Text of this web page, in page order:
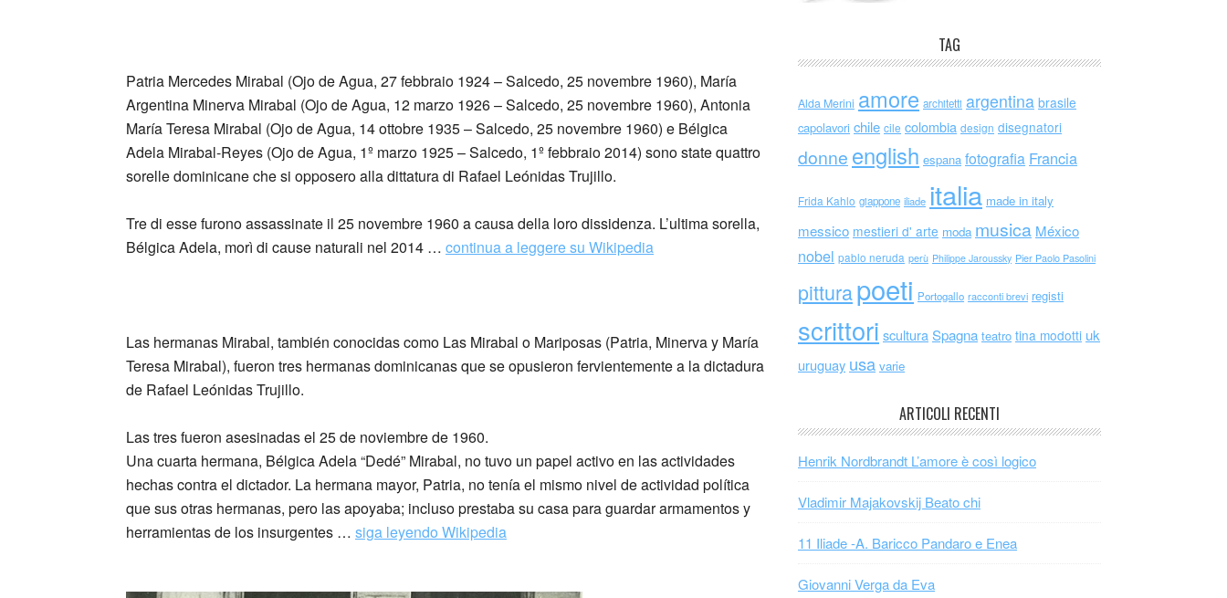
Patria Mercedes Mirabal (Ojo de Agua, 27 febbraio 1924 – Salcedo, 25 novembre 1960), María
Argentina Minerva Mirabal (Ojo de Agua, 12 marzo 1926 – Salcedo, 25 novembre 1960), Antonia
María Teresa Mirabal (Ojo de Agua, 14 ottobre 1935 – Salcedo, 25 novembre 1960) e Bélgica
Adela Mirabal-Reyes (Ojo de Agua, 1º marzo 1925 – Salcedo, 1º febbraio 2014) sono state quattro
sorelle dominicane che si opposero alla dittatura di Rafael Leónidas Trujillo.
Tre di esse furono assassinate il 25 novembre 1960 a causa della loro dissidenza. L’ultima sorella,
Bélgica Adela, morì di cause naturali nel 2014 … continua a leggere su Wikipedia
Las hermanas Mirabal, también conocidas como Las Mirabal o Mariposas (Patria, Minerva y María
Teresa Mirabal), fueron tres hermanas dominicanas que se opusieron fervientemente a la dictadura
de Rafael Leónidas Trujillo.
Las tres fueron asesinadas el 25 de noviembre de 1960.
Una cuarta hermana, Bélgica Adela “Dedé” Mirabal, no tuvo un papel activo en las actividades
hechas contra el dictador. La hermana mayor, Patria, no tenía el mismo nivel de actividad política
que sus otras hermanas, pero las apoyaba; incluso prestaba su casa para guardar armamentos y
herramientas de los insurgentes … siga leyendo Wikipedia
TAG
Alda Merini amore architetti argentina brasile
capolavori chile cile colombia design disegnatori
donne english espana fotografia Francia
Frida Kahlo giappone iliade italia made in italy
messico mestieri d' arte moda musica México
nobel pablo neruda perù Philippe Jaroussky Pier Paolo Pasolini
pitturapoeti Portogallo racconti brevi registi
scrittori scultura Spagna teatro tina modotti uk
uruguay usa varie
ARTICOLI RECENTI
Henrik Nordbrandt L’amore è così logico
Vladimir Majakovskij Beato chi
11 Iliade -A. Baricco Pandaro e Enea
Giovanni Verga da Eva